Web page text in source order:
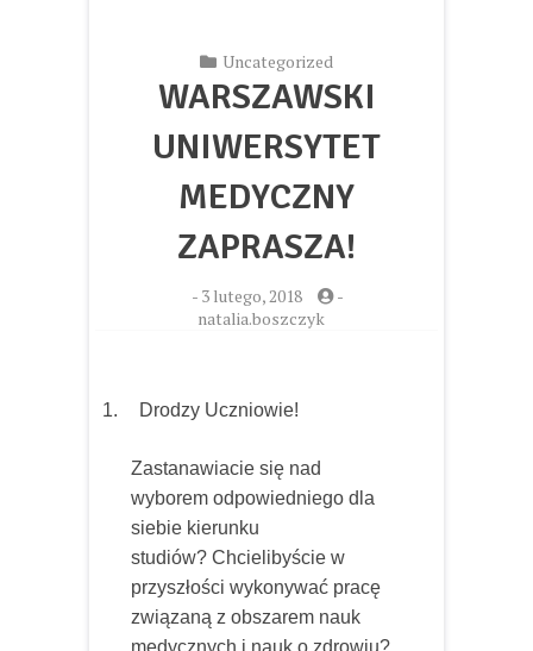
Uncategorized
WARSZAWSKI
UNIWERSYTET
MEDYCZNY
ZAPRASZA!
- 3 lutego, 2018
-
natalia.boszczyk
1. Drodzy Uczniowie!
Zastanawiacie się nad
wyborem odpowiedniego dla
siebie kierunku
studiów? Chcielibyście w
przyszłości wykonywać pracę
związaną z obszarem nauk
medycznych i nauk o zdrowiu?